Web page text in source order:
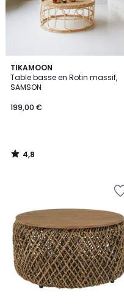
TIKAMOON
Table basse en Rotin massif,
SAMSON
199,00 €
4,8
/ 5
4,8
/